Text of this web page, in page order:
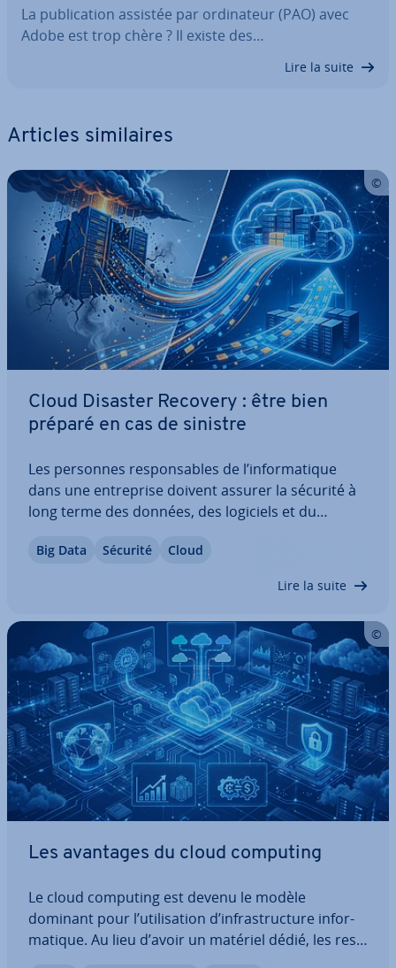
La pu­bli­ca­tion assistée par or­di­na­teur (PAO) avec
Adobe est trop chère ? Il existe des…
Lire la suite
Articles si­mi­laires
Cloud Disaster Recovery : être bien
préparé en cas de sinistre
Les personnes res­pon­sables de l’in­for­ma­tique
dans une en­tre­prise doivent assurer la sécurité à
long terme des données, des logiciels et du
paralysée, une reprise rapide est in­dis­pen­sable. Le
Big Data Sécurité Cloud
Lire la suite
Les avantages du cloud computing
Le cloud computing est devenu le modèle
dominant pour l’uti­li­sa­tion d’in­fras­truc­ture in­for­
ma­tique. Au lieu d’avoir un matériel dédié, les res­